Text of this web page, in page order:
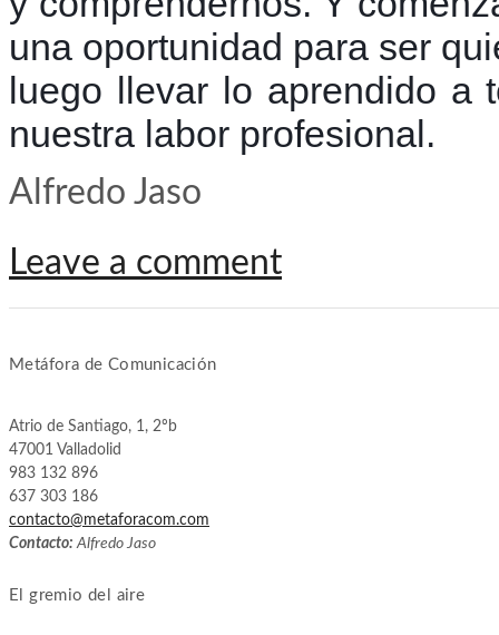
una oportunidad para ser
luego llevar lo aprendido a
nuestra labor profesional.
Alfredo Jaso
Leave a comment
Metáfora de Comunicación
Atrio de Santiago, 1, 2ºb
47001 Valladolid
983 132 896
637 303 186
contacto@metaforacom.com
Contacto: Alfredo Jaso
El gremio del aire